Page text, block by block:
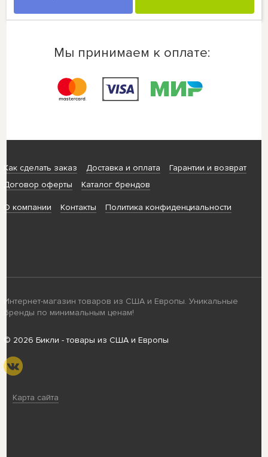
Мы принимаем к оплате:
Как сделать заказ Доставка и оплата
Гарантии и возврат
Договор оферты
Каталог брендов
О компании Контакты Политика конфиденциальности
Интернет-магазин товаров из США и Европы. Уникальные
бренды по минимальным ценам!
© 2026 Бикли - товары из США и Европы
Карта сайта